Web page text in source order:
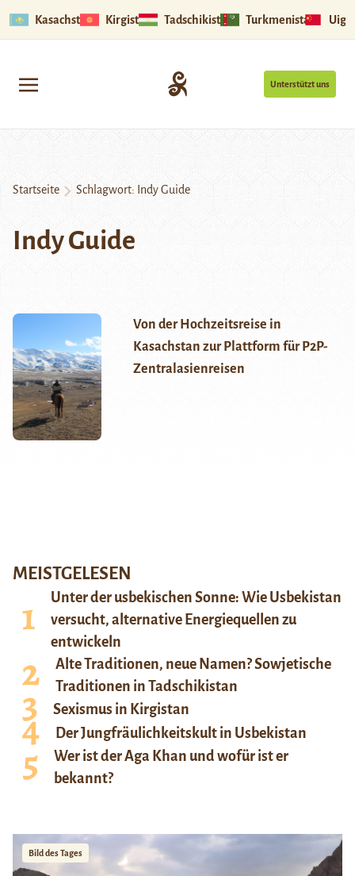
Kasachstan Kirgistan Tadschikistan Turkmenistan
Unterstützt uns
Startseite Schlagwort: Indy Guide
Indy Guide
Von der Hochzeitsreise in
Kasachstan zur Plattform für P2P-
Zentralasienreisen
MEISTGELESEN
Unter der usbekischen Sonne: Wie Usbekistan
versucht, alternative Energiequellen zu
entwickeln
Alte Traditionen, neue Namen? Sowjetische
Traditionen in Tadschikistan
Sexismus in Kirgistan
Der Jungfräulichkeitskult in Usbekistan
Wer ist der Aga Khan und wofür ist er
bekannt?
Bild des Tages